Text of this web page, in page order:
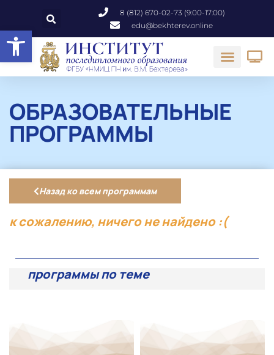
Открыть панель инструментов
8 (812) 670-02-73 (9:00-17:00)
edu@bekhterev.online
ОБРАЗОВАТЕЛЬНЫЕ
ПРОГРАММЫ
Назад ко всем программам
к сожалению, ничего не найдено :(
программы по теме